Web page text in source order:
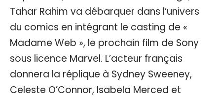
Tahar Rahim va débarquer dans l’univers
du comics en intégrant le casting de «
Madame Web », le prochain film de Sony
sous licence Marvel. L’acteur français
donnera la réplique à Sydney Sweeney,
Celeste O’Connor, Isabela Merced et